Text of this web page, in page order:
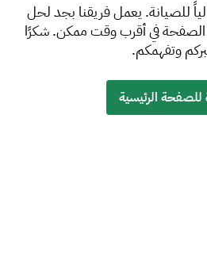
للصيانة. يعمل فريقنا بجد لحل
الصفحة في أقرب وقت ممكن. شكرًا
وتفهمكم.
للصفحة الرئيسية